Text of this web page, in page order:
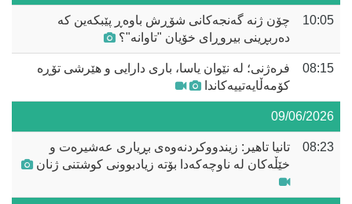
10:05
چۆن ژنە گەنجەکانی شۆڕش باوەڕ پێبکەین کە
دەربڕینی بیروڕای خۆیان "تاوانە"؟
08:15
فرەژنی؛ لە نێوان یاسا، باری دارایی و هێرشی تۆڕە
کۆمەڵایەتییەکاندا
09/06/2026
08:23
تانیا تاهیر: زیندووکردنەوەی بڕیاری عەشیرەت و
خێڵەکان لە ناوچەکەدا بۆتە زیادبوونی کوشتنی ژنان